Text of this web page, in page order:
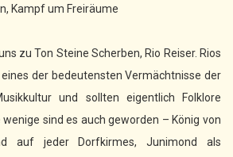
Kampf um Freiräume
zu Ton Steine Scherben, Rio Reiser. Rios
eines der bedeutensten Vermächtnisse der
und sollten eigentlich Folklore
wenige sind es auch geworden – König von
auf jeder Dorfkirmes, Junimond als